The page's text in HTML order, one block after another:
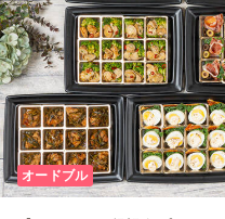
オードブル